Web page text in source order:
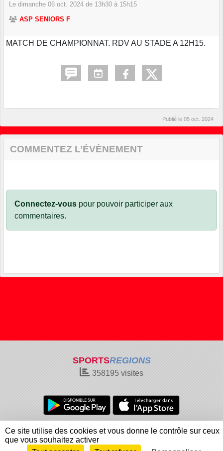
Le dimanche 06 oct. 2024 de 13h30 à 15h15
ASP SENIORS F
MATCH DE CHAMPIONNAT. RDV AU STADE A 12H15.
Publié le 05 oct. 2024
COMMENTEZ L’ÉVÈNEMENT
Connectez-vous pour pouvoir participer aux
commentaires.
SPORTSREGIONS
358195 visites
Charte cookies
Gestion des cookies
Informations légales
Signaler un contenu inapproprié
Ce site utilise des cookies et vous donne le contrôle sur ceux
que vous souhaitez activer